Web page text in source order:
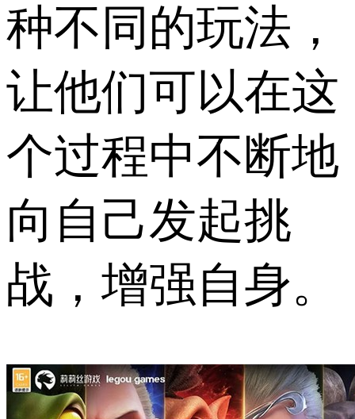
种不同的玩法，
让他们可以在这
个过程中不断地
向自己发起挑
战，增强自身。